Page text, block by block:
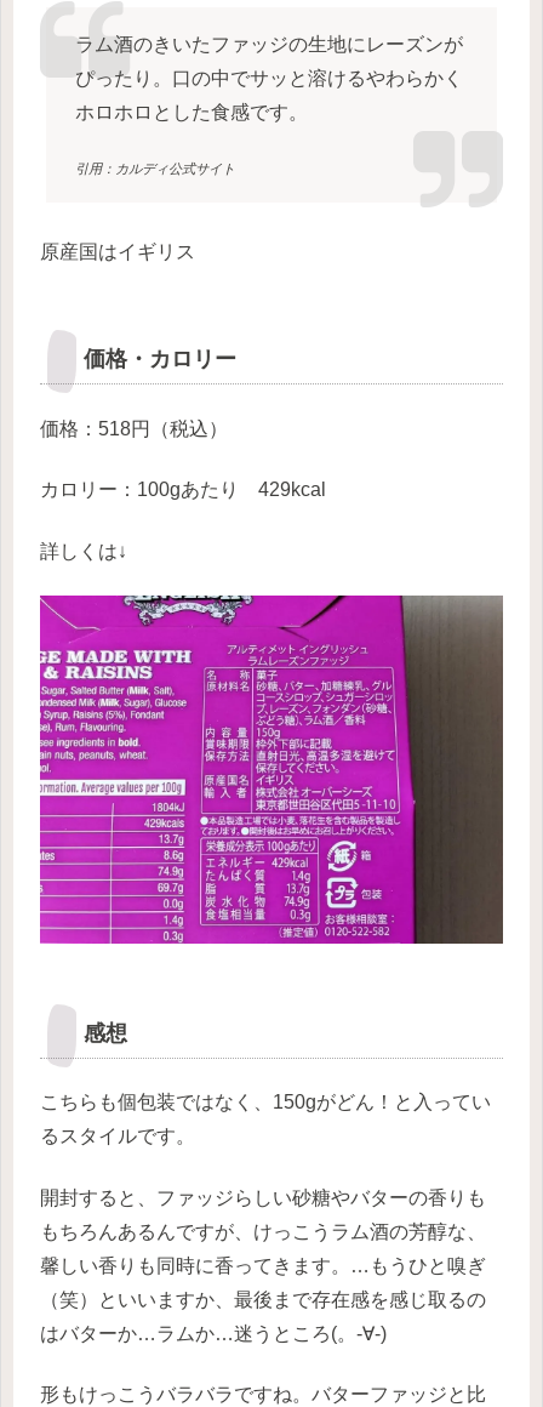
ラム酒のきいたファッジの生地にレーズンが
ぴったり。口の中でサッと溶けるやわらかく
ホロホロとした食感です。
引用：カルディ公式サイト
原産国はイギリス
価格・カロリー
価格：518円（税込）
カロリー：100gあたり 429kcal
詳しくは↓
感想
こちらも個包装ではなく、150gがどん！と入ってい
るスタイルです。
開封すると、ファッジらしい砂糖やバターの香りも
もちろんあるんですが、けっこうラム酒の芳醇な、
馨しい香りも同時に香ってきます。…もうひと嗅ぎ
（笑）といいますか、最後まで存在感を感じ取るの
はバターか…ラムか…迷うところ(。-∀-)
形もけっこうバラバラですね。バターファッジと比